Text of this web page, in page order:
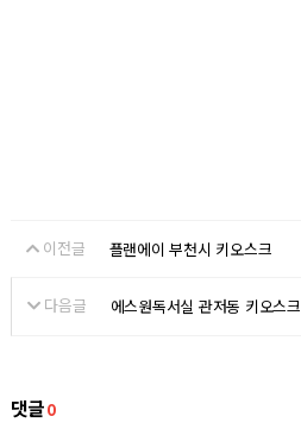
이전글 플랜에이 부천시 키오스크
다음글 에스원독서실 관저동 키오스크
댓글0